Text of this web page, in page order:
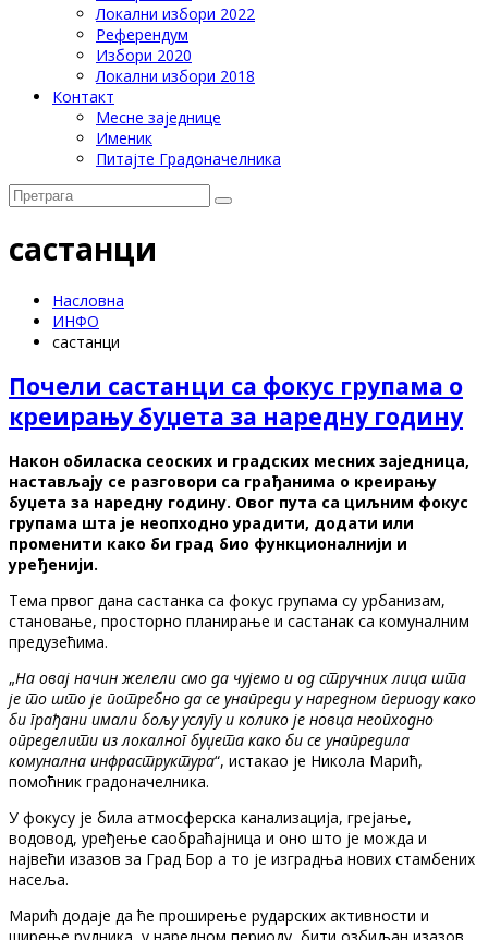
Локални избори 2022
Референдум
Избори 2020
Локални избори 2018
Контакт
Месне заједнице
Именик
Питајте Градоначелника
састанци
Насловна
ИНФО
састанци
Почели састанци са фокус групама о
креирању буџета за наредну годину
Након обиласка сеоских и градских месних заједница,
настављају се разговори са грађанима о креирању
буџета за наредну годину. Овог пута са циљним фокус
групама шта је неопходно урадити, додати или
променити како би град био функционалнији и
уређенији.
Тема првог дана састанка са фокус групама су урбанизам,
становање, просторно планирање и састанак са комуналним
предузећима.
„На овај начин желели смо да чујемо и од стручних лица шта
је то што је потребно да се унапреди у наредном периоду како
би грађани имали бољу услугу и колико је новца неопходно
определити из локалног буџета како би се унапредила
комунална инфраструктура“, истакао је Никола Марић,
помоћник градоначелника.
У фокусу је била атмосферска канализација, грејање,
водовод, уређење саобраћајница и оно што је можда и
највећи изазов за Град Бор а то је изградња нових стамбених
насеља.
Марић додаје да ће проширење рударских активности и